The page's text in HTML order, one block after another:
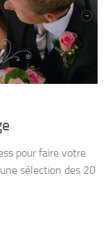
pour faire votre
sélection des 20